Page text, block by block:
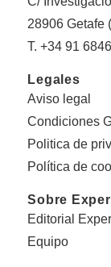
28906 Getafe
T. +34 91
Legales
Aviso legal
Condiciones
Politica de
Política de
Sobre
Editorial
Equipo